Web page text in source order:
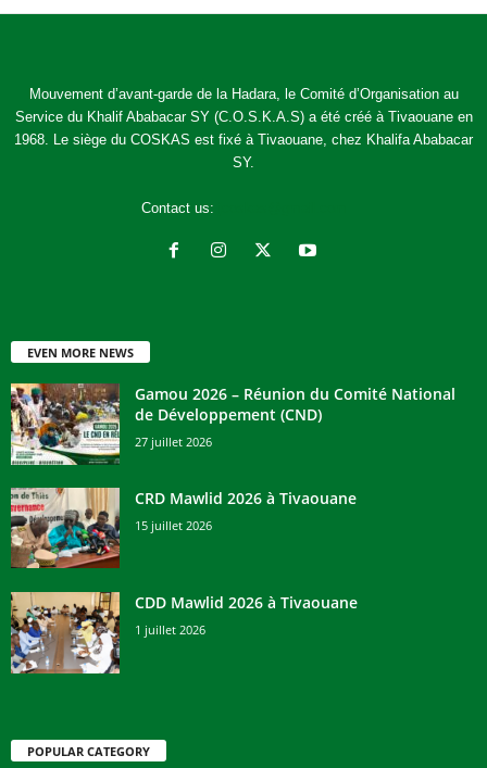
Mouvement d’avant-garde de la Hadara, le Comité d’Organisation au
Service du Khalif Ababacar SY (C.O.S.K.A.S) a été créé à Tivaouane en
1968. Le siège du COSKAS est fixé à Tivaouane, chez Khalifa Ababacar
SY.
Contact us:
EVEN MORE NEWS
Gamou 2026 – Réunion du Comité National
de Développement (CND)
27 juillet 2026
CRD Mawlid 2026 à Tivaouane
15 juillet 2026
CDD Mawlid 2026 à Tivaouane
1 juillet 2026
POPULAR CATEGORY